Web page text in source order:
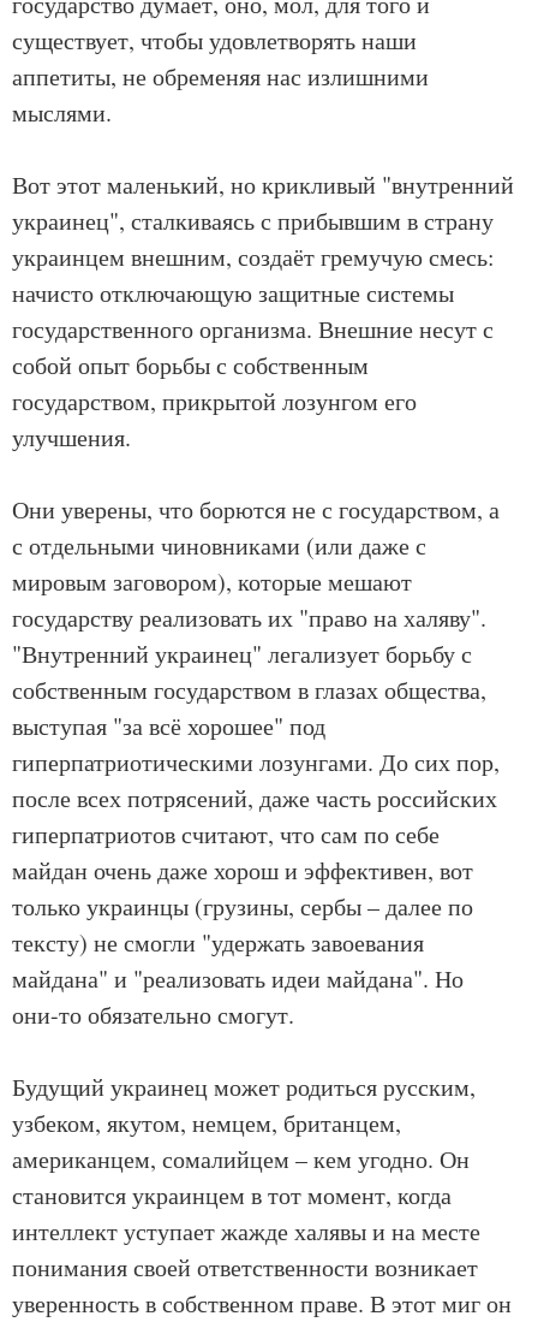
существует, чтобы удовлетворять наши
аппетиты, не обременяя нас излишними
мыслями.
Вот этот маленький, но крикливый "внутренний
украинец", сталкиваясь с прибывшим в страну
украинцем внешним, создаёт гремучую смесь:
начисто отключающую защитные системы
государственного организма. Внешние несут с
собой опыт борьбы с собственным
государством, прикрытой лозунгом его
улучшения.
Они уверены, что борются не с государством, а
с отдельными чиновниками (или даже с
мировым заговором), которые мешают
государству реализовать их "право на халяву".
"Внутренний украинец" легализует борьбу с
собственным государством в глазах общества,
выступая "за всё хорошее" под
гиперпатриотическими лозунгами. До сих пор,
после всех потрясений, даже часть российских
гиперпатриотов считают, что сам по себе
майдан очень даже хорош и эффективен, вот
только украинцы (грузины, сербы – далее по
тексту) не смогли "удержать завоевания
майдана" и "реализовать идеи майдана". Но
они-то обязательно смогут.
Будущий украинец может родиться русским,
узбеком, якутом, немцем, британцем,
американцем, сомалийцем – кем угодно. Он
становится украинцем в тот момент, когда
интеллект уступает жажде халявы и на месте
понимания своей ответственности возникает
уверенность в собственном праве. В этот миг он